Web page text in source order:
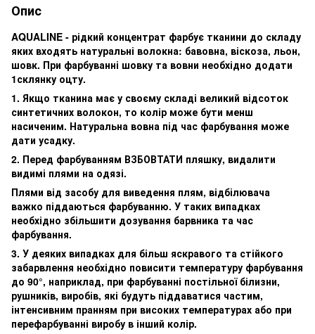
Опис
AQUALINE - рідкий концентрат фарбує тканини до складу
яких входять натуральні волокна: бавовна, віскоза, льон,
шовк. При фарбуванні шовку та вовни необхідно додати
1склянку оцту.
1. Якщо тканина має у своєму складі великий відсоток
синтетичних волокон, то колір може бути менш
насиченим. Натуральна вовна під час фарбування може
дати усадку.
2. Перед фарбуванням ВЗБОВТАТИ пляшку, видалити
видимі плями на одязі.
Плями від засобу для виведення плям, відбілювача
важко піддаються фарбуванню. У таких випадках
необхідно збільшити дозування барвника та час
фарбування.
3. У деяких випадках для більш яскравого та стійкого
забарвлення необхідно повисити температуру фарбування
до 90°, наприклад, при фарбуванні постільної білизни,
рушників, виробів, які будуть піддаватися частим,
інтенсивним пранням при високих температурах або при
перефарбуванні виробу в інший колір.